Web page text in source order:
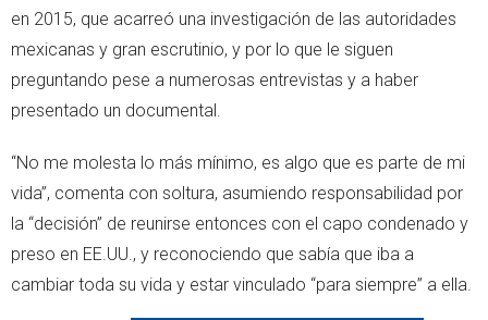
en 2015, que acarreó una investigación de las autoridades
mexicanas y gran escrutinio, y por lo que le siguen
preguntando pese a numerosas entrevistas y a haber
presentado un documental.
“No me molesta lo más mínimo, es algo que es parte de mi
vida”, comenta con soltura, asumiendo responsabilidad por
la “decisión” de reunirse entonces con el capo condenado y
preso en EE.UU., y reconociendo que sabía que iba a
cambiar toda su vida y estar vinculado “para siempre” a ella.